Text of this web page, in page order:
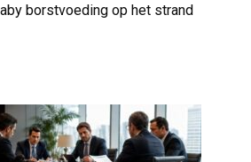
borstvoeding op het strand